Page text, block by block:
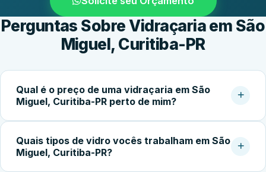
Perguntas Sobre Vidraçaria em São
Miguel, Curitiba-PR
Qual é o preço de uma vidraçaria em São
Miguel, Curitiba-PR perto de mim?
dimensões, espessura, acessórios e complexidade da
instalação. Box simples partem de cerca de R$400,00;
Quais tipos de vidro vocês trabalham em São
Miguel, Curitiba-PR?